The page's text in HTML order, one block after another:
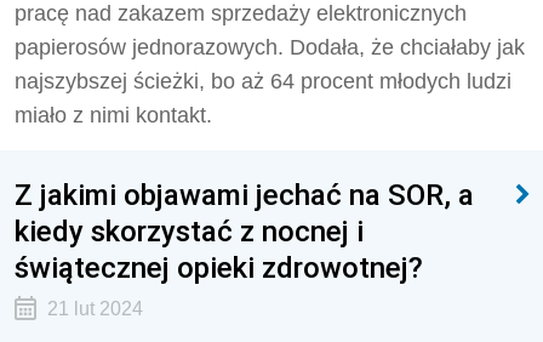
pracę nad zakazem sprzedaży elektronicznych
papierosów jednorazowych. Dodała, że chciałaby jak
najszybszej ścieżki, bo aż 64 procent młodych ludzi
miało z nimi kontakt.
Z jakimi objawami jechać na SOR, a
kiedy skorzystać z nocnej i
świątecznej opieki zdrowotnej?
21 lut 2024